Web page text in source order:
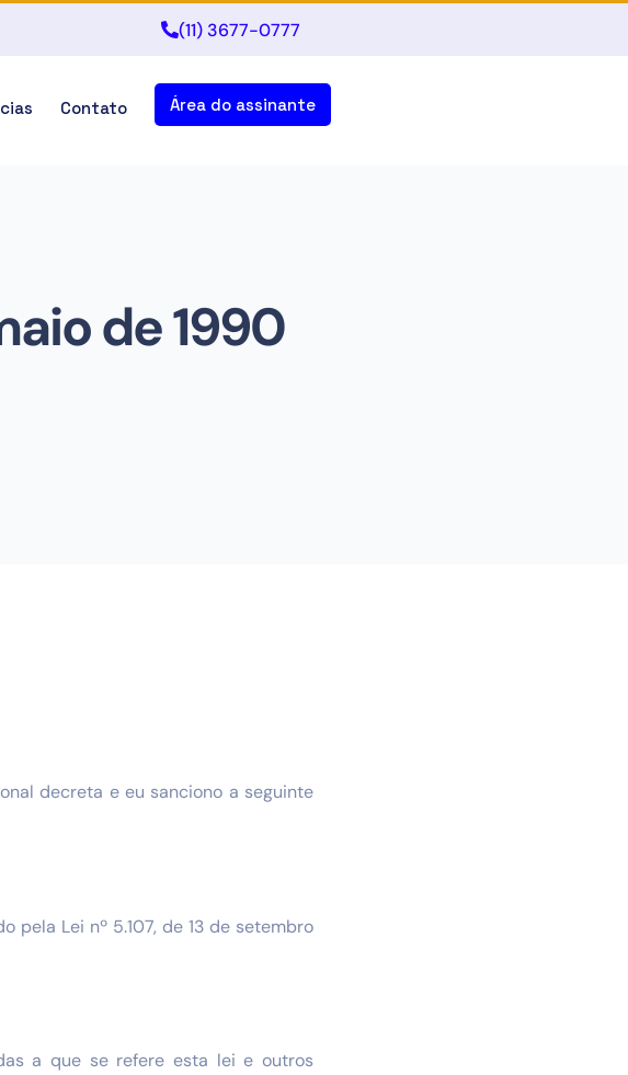
(11) 3677-0777
Contato Área do assinante
de 1990
decreta e eu sanciono a seguinte
pela Lei nº 5.107, de 13 de setembro
a que se refere esta lei e outros